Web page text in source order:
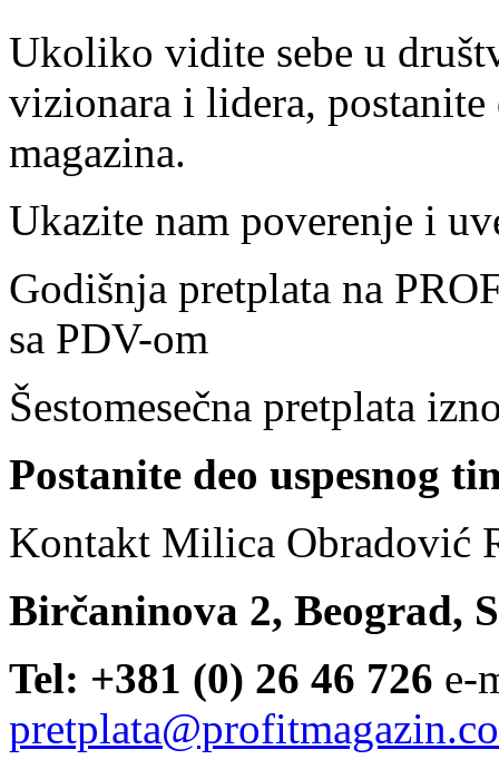
Ukoliko vidite sebe u
vizionara i lidera, postanite
magazina.
Ukazite nam poverenje i
Godišnja pretplata na
sa PDV-om
Šestomesečna pretplata
Postanite deo uspesnog
Kontakt Milica Obradović
Birčaninova 2, Beograd,
Tel: +381 (0) 26 46 726 e-